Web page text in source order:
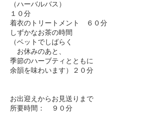
（ハーバルバス）
１０分
着衣のトリートメント ６０分
しずかなお茶の時間
（ベットでしばらく
お休みのあと、
季節のハーブティとともに
余韻を味わいます）２０分
お出迎えからお見送りまで
所要時間： ９０分